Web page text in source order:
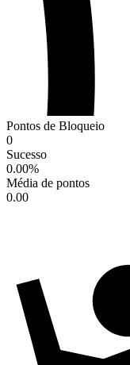
Pontos de Bloqueio
0
Sucesso
0.00%
Média de pontos
0.00